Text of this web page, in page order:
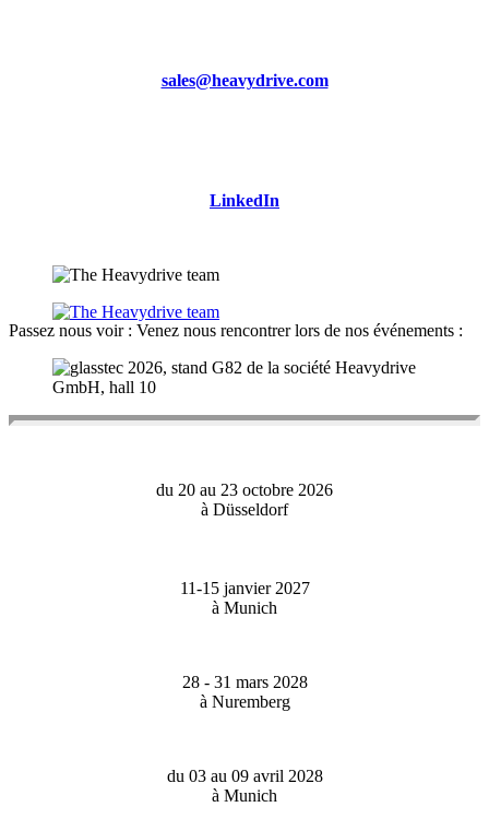
sales@heavydrive.com
LinkedIn
Passez nous voir : Venez nous rencontrer lors de nos événements :
du 20 au 23 octobre 2026
à Düsseldorf
11-15 janvier 2027
à Munich
28 - 31 mars 2028
à Nuremberg
du 03 au 09 avril 2028
à Munich